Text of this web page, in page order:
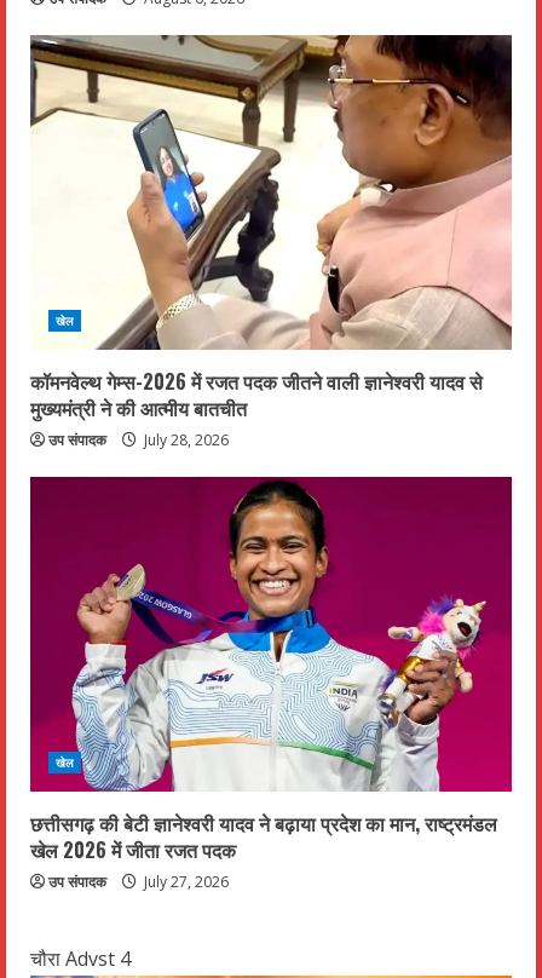
g
खेल
कॉमनवेल्थ गेम्स-2026 में रजत पदक जीतने वाली ज्ञानेश्वरी यादव से
मुख्यमंत्री ने की आत्मीय बातचीत
उप संपादक July 28, 2026
खेल
छत्तीसगढ़ की बेटी ज्ञानेश्वरी यादव ने बढ़ाया प्रदेश का मान, राष्ट्रमंडल
खेल 2026 में जीता रजत पदक
उप संपादक July 27, 2026
चौरा Advst 4